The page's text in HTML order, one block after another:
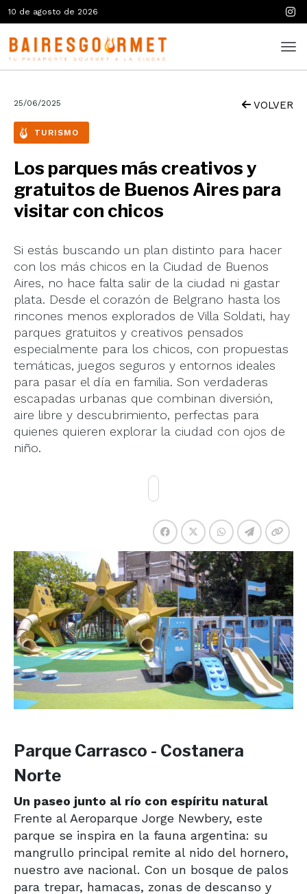
10 de agosto de 2026
25/06/2025 VOLVER
TURISMO
Los parques más creativos y
gratuitos de Buenos Aires para
visitar con chicos
Si estás buscando un plan distinto para hacer
con los más chicos en la Ciudad de Buenos
Aires, no hace falta salir de la ciudad ni gastar
plata. Desde el corazón de Belgrano hasta los
rincones menos explorados de Villa Soldati, hay
parques gratuitos y creativos pensados
especialmente para los chicos, con propuestas
temáticas, juegos seguros y entornos ideales
para pasar el día en familia. Son verdaderas
escapadas urbanas que combinan diversión,
aire libre y descubrimiento, perfectas para
quienes quieren explorar la ciudad con ojos de
niño.
Parque Carrasco - Costanera
Norte
Un paseo junto al río con espíritu natural
Frente al Aeroparque Jorge Newbery, este
parque se inspira en la fauna argentina: su
mangrullo principal remite al nido del hornero,
nuestro ave nacional. Con un bosque de palos
para trepar, hamacas, zonas de descanso y